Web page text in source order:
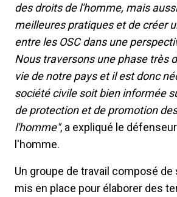
des droits de l'homme, mais
meilleures pratiques et de créer
entre les OSC dans une
Nous traversons une phase très
vie de notre pays et il est donc
société civile soit bien informée
de protection et de promotion
l'homme", a expliqué le
l'homme.
Un groupe de travail composé de
mis en place pour élaborer des